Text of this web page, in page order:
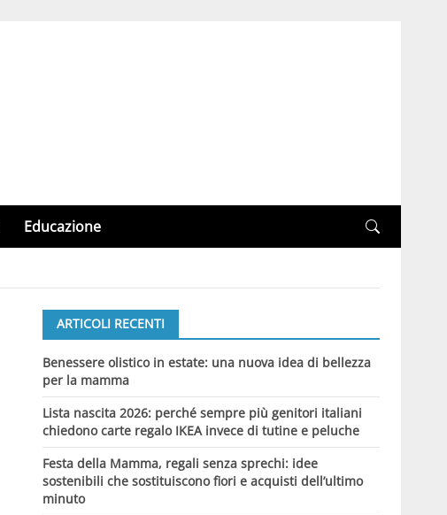
Educazione
ARTICOLI RECENTI
Benessere olistico in estate: una nuova idea di bellezza
per la mamma
Lista nascita 2026: perché sempre più genitori italiani
chiedono carte regalo IKEA invece di tutine e peluche
Festa della Mamma, regali senza sprechi: idee
sostenibili che sostituiscono fiori e acquisti dell’ultimo
minuto